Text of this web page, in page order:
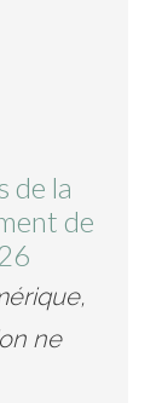
de la
de
ne